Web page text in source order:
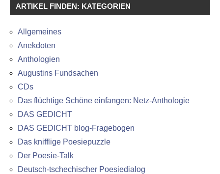
ARTIKEL FINDEN: KATEGORIEN
Allgemeines
Anekdoten
Anthologien
Augustins Fundsachen
CDs
Das flüchtige Schöne einfangen: Netz-Anthologie
DAS GEDICHT
DAS GEDICHT blog-Fragebogen
Das knifflige Poesiepuzzle
Der Poesie-Talk
Deutsch-tschechischer Poesiedialog